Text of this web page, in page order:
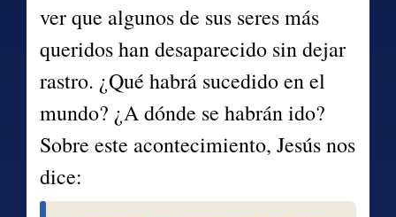
ver que algunos de sus seres más
queridos han desaparecido sin dejar
rastro. ¿Qué habrá sucedido en el
mundo? ¿A dónde se habrán ido?
Sobre este acontecimiento, Jesús nos
dice: